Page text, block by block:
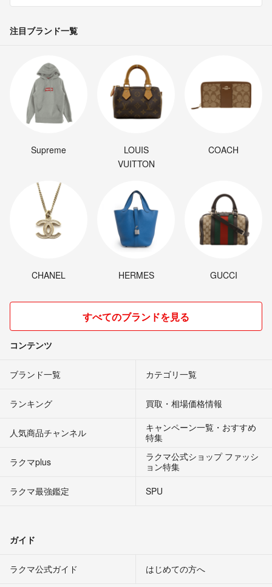
注目ブランド一覧
Supreme
LOUIS
VUITTON
COACH
CHANEL HERMES GUCCI
すべてのブランドを見る
コンテンツ
ブランド一覧 カテゴリ一覧
ランキング 買取・相場価格情報
人気商品チャンネル
キャンペーン一覧・おすすめ
特集
ラクマplus
ラクマ公式ショップ ファッシ
ョン特集
ラクマ最強鑑定
SPU
ガイド
ラクマ公式ガイド はじめての方へ